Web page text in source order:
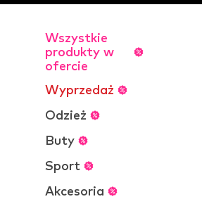
Wszystkie
produkty w
ofercie
Wyprzedaż
Odzież
Buty
Sport
Akcesoria